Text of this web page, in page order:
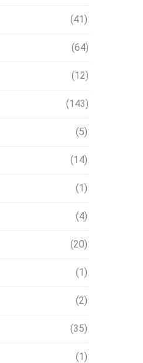
(41)
(64)
(12)
(143)
(5)
(14)
(1)
(4)
(20)
(1)
(2)
(35)
(1)